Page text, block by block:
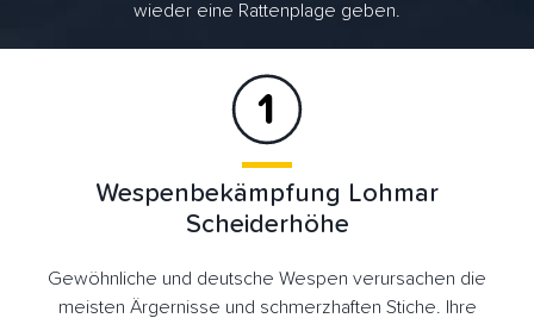
wieder eine Rattenplage geben.
Wespenbekämpfung Lohmar
Scheiderhöhe
Gewöhnliche und deutsche Wespen verursachen die
meisten Ärgernisse und schmerzhaften Stiche. Ihre